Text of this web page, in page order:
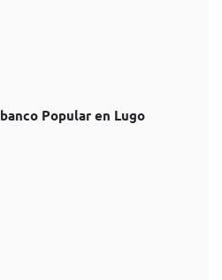
Popular en Lugo